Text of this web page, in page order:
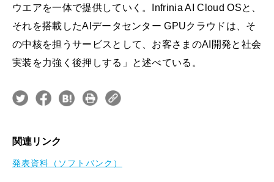
ウエアを一体で提供していく。Infrinia AI Cloud OSと、
それを搭載したAIデータセンター GPUクラウドは、そ
の中核を担うサービスとして、お客さまのAI開発と社会
実装を力強く後押しする」と述べている。
関連リンク
発表資料（ソフトバンク）